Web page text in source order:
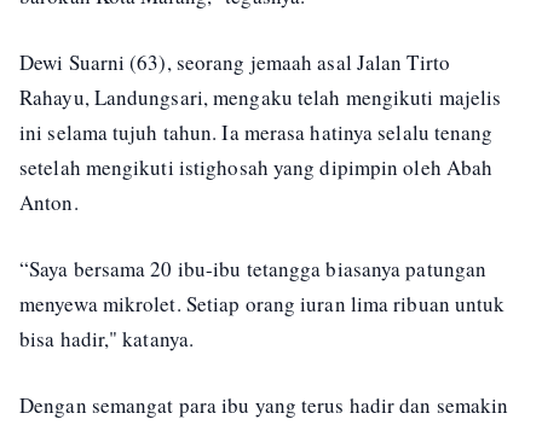
Dewi Suarni (63), seorang jemaah asal Jalan Tirto
Rahayu, Landungsari, mengaku telah mengikuti majelis
ini selama tujuh tahun. Ia merasa hatinya selalu tenang
setelah mengikuti istighosah yang dipimpin oleh Abah
Anton.
“Saya bersama 20 ibu-ibu tetangga biasanya patungan
menyewa mikrolet. Setiap orang iuran lima ribuan untuk
bisa hadir," katanya.
Dengan semangat para ibu yang terus hadir dan semakin